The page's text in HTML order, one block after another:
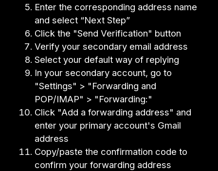
Enter the corresponding address name
and select “Next Step”
Click the "Send Verification" button
Verify your secondary email address
Select your default way of replying
In your secondary account, go to
"Settings" > "Forwarding and
POP/IMAP" > "Forwarding:"
Click "Add a forwarding address" and
enter your primary account's Gmail
address
Copy/paste the confirmation code to
confirm your forwarding address